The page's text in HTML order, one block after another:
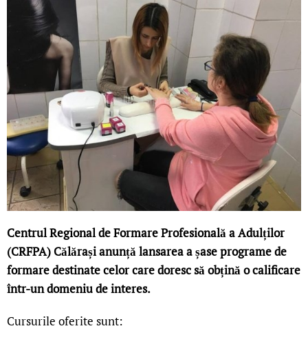
Centrul Regional de Formare Profesională a Adulților
(CRFPA) Călărași anunță lansarea a șase programe de
formare destinate celor care doresc să obțină o calificare
într-un domeniu de interes.
Cursurile oferite sunt: